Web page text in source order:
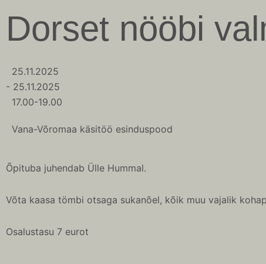
content
Dorset nööbi
25.11.2025
- 25.11.2025
17.00-19.00
Vana-Võromaa käsitöö esinduspood
Õpituba juhendab Ülle Hummal.
Võta kaasa tömbi otsaga sukanõel, kõik muu vajalik
Osalustasu 7 eurot